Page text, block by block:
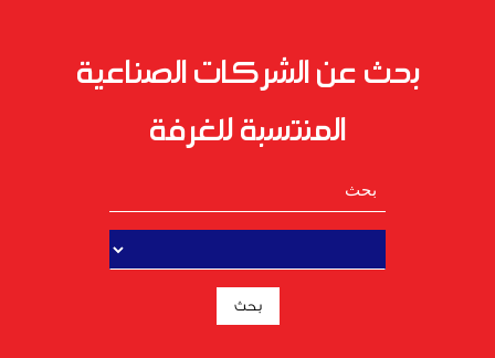
بحث عن الشركات الصناعية
المنتسبة للغرفة